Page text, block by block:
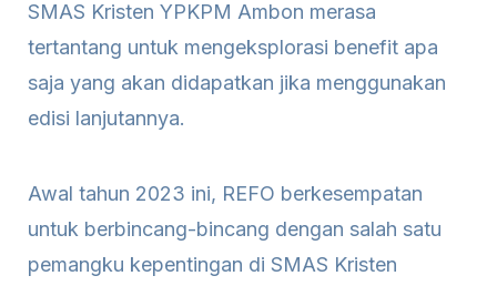
SMAS Kristen YPKPM Ambon merasa
tertantang untuk mengeksplorasi benefit apa
saja yang akan didapatkan jika menggunakan
edisi lanjutannya.
Awal tahun 2023 ini, REFO berkesempatan
untuk berbincang-bincang dengan salah satu
pemangku kepentingan di SMAS Kristen